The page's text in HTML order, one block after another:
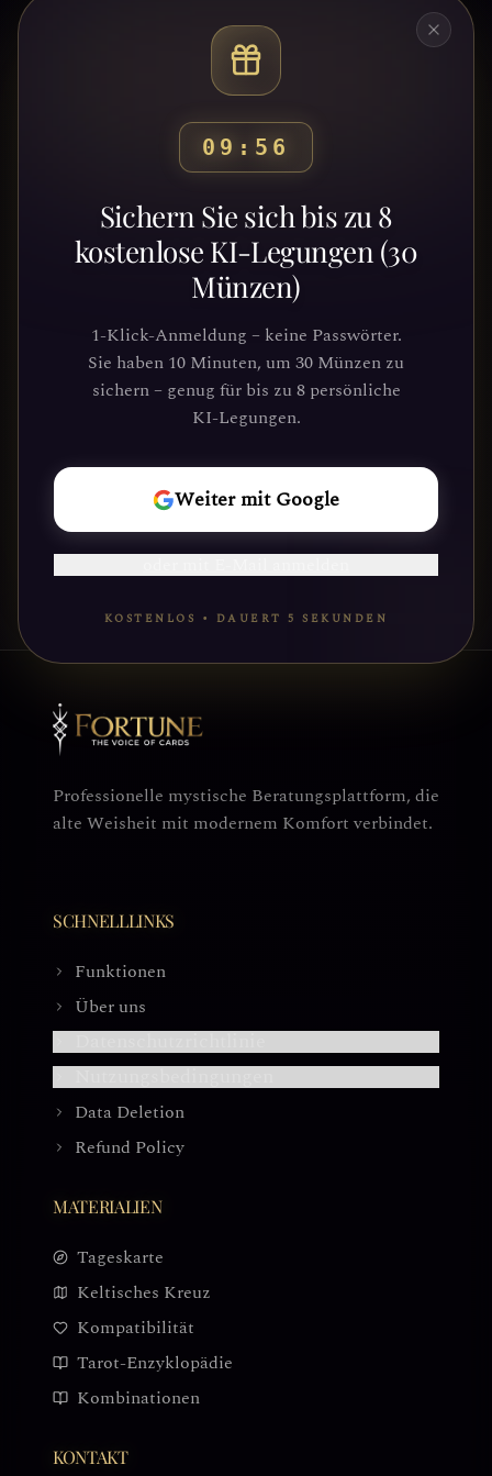
09:52
Sichern Sie sich bis zu 8
kostenlose KI-Legungen (30
Münzen)
1-Klick-Anmeldung – keine Passwörter.
Sie haben 10 Minuten, um 30 Münzen zu
sichern – genug für bis zu 8 persönliche
KI-Legungen.
Weiter mit Google
KOSTENLOS • DAUERT 5 SEKUNDEN
Bereit, deinen Weg zu
entdecken?
Schließe dich Tausenden von
Suchenden an, die Klarheit und
Führung durch unsere Plattform
gefunden haben. Deine kosmische Reise
wartet.
REISE
BEGINNEN
Professionelle mystische Beratungsplattform, die
alte Weisheit mit modernem Komfort verbindet.
SCHNELLLINKS
Funktionen
Über uns
Data Deletion
Refund Policy
MATERIALIEN
Tageskarte
Keltisches Kreuz
Kompatibilität
Tarot-Enzyklopädie
Kombinationen
KONTAKT